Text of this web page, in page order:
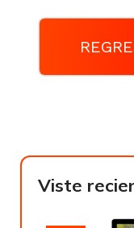
Viste